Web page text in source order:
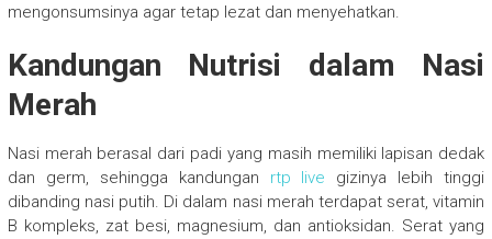
mengonsumsinya agar tetap lezat dan menyehatkan.
Kandungan Nutrisi dalam Nasi
Merah
Nasi merah berasal dari padi yang masih memiliki lapisan dedak
dan germ, sehingga kandungan rtp live gizinya lebih tinggi
dibanding nasi putih. Di dalam nasi merah terdapat serat, vitamin
B kompleks, zat besi, magnesium, dan antioksidan. Serat yang